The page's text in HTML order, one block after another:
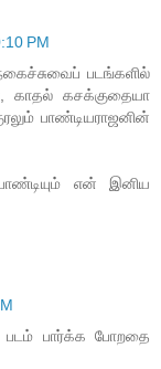
PM
படங்களில்
காதல் கசக்குதையா
பாண்டியராஜனின்
என் இனிய
படம் பார்க்க போறதை